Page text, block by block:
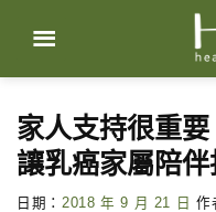
content
家人支持很重
讓乳癌家屬陪
日期： 2018 年 9 月 21 日 作